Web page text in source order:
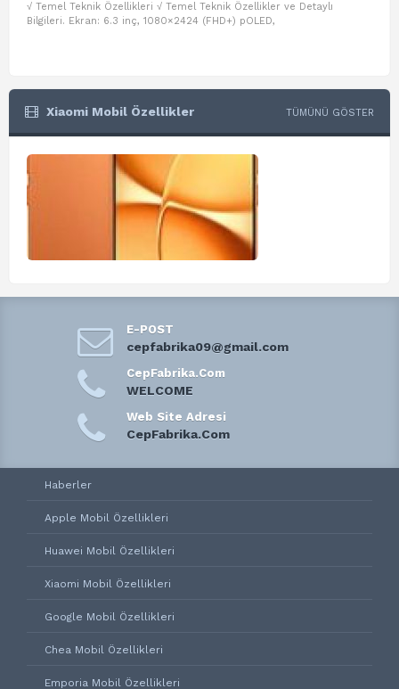
√ Temel Teknik Özellikleri √ Temel Teknik Özellikler ve Detaylı
Bilgileri. Ekran: 6.3 inç, 1080×2424 (FHD+) pOLED,
Xiaomi Mobil Özellikler TÜMÜNÜ GÖSTER
E-POST
cepfabrika09@gmail.com
CepFabrika.Com
WELCOME
Web Site Adresi
CepFabrika.Com
Haberler
Apple Mobil Özellikleri
Huawei Mobil Özellikleri
Xiaomi Mobil Özellikleri
Google Mobil Özellikleri
Chea Mobil Özellikleri
Emporia Mobil Özellikleri